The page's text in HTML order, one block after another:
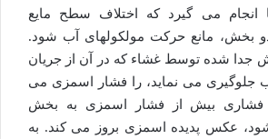
انجام می گیرد که اختلاف سطح مایع
بخش، مانع حرکت مولکولهای آب شود.
جدا شده توسط غشاء که در آن از جریان
جلوگیری می نماید، را فشار اسمزی می
فشاری بیش از فشار اسمزی به بخش
عکس پدیده اسمزی بروز می کند. به